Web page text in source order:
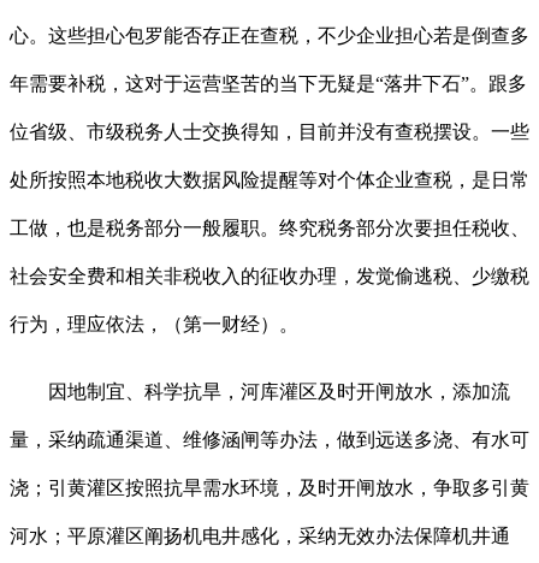
心。这些担心包罗能否存正在查税，不少企业担心若是倒查多
年需要补税，这对于运营坚苦的当下无疑是“落井下石”。跟多
位省级、市级税务人士交换得知，目前并没有查税摆设。一些
处所按照本地税收大数据风险提醒等对个体企业查税，是日常
工做，也是税务部分一般履职。终究税务部分次要担任税收、
社会安全费和相关非税收入的征收办理，发觉偷逃税、少缴税
行为，理应依法，（第一财经）。
因地制宜、科学抗旱，河库灌区及时开闸放水，添加流
量，采纳疏通渠道、维修涵闸等办法，做到远送多浇、有水可
浇；引黄灌区按照抗旱需水环境，及时开闸放水，争取多引黄
河水；平原灌区阐扬机电井感化，采纳无效办法保障机井通